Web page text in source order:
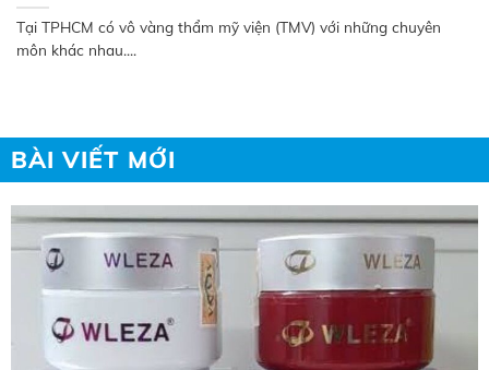
Tại TPHCM có vô vàng thẩm mỹ viện (TMV) với những chuyên
môn khác nhau....
BÀI VIẾT MỚI